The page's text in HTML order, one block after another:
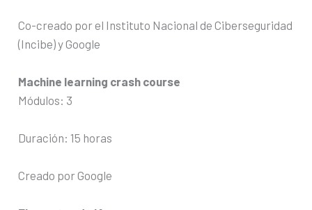
Co-creado por el Instituto Nacional de Ciberseguridad
(Incibe) y Google
Machine learning crash course
Módulos: 3
Duración: 15 horas
Creado por Google